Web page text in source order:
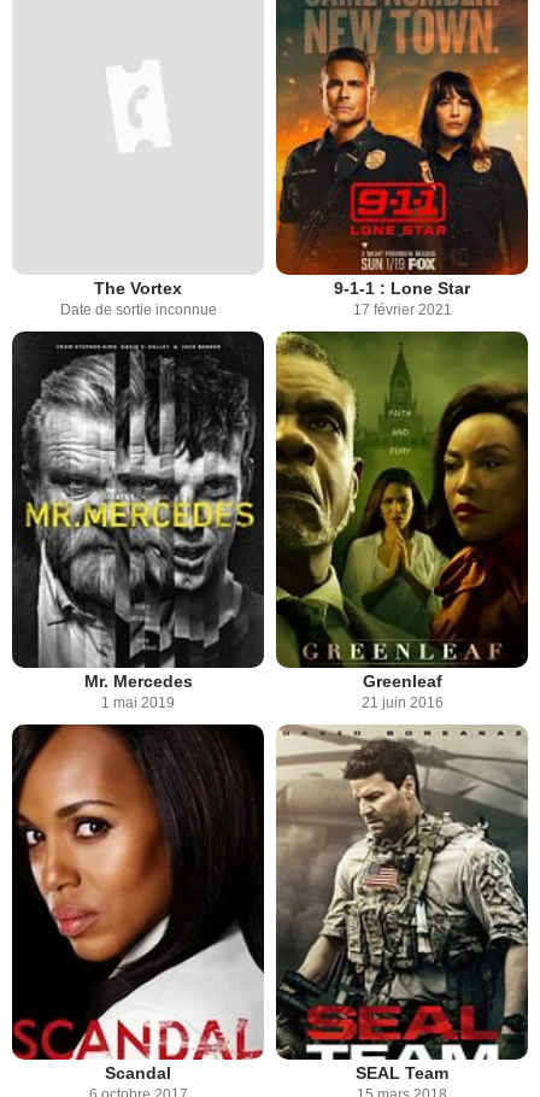
The Vortex
Date de sortie inconnue
9-1-1 : Lone Star
17 février 2021
Mr. Mercedes
1 mai 2019
Greenleaf
21 juin 2016
Scandal SEAL Team